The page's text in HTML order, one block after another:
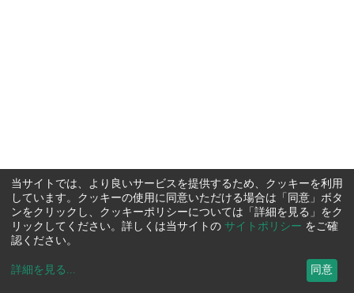
当サイトでは、より良いサービスを提供するため、クッキーを利用
しています。クッキーの使用に同意いただける場合は「同意」ボタ
ンをクリックし、クッキーポリシーについては「詳細を見る」をク
リックしてください。詳しくは当サイトの サイトポリシー をご確
認ください。
詳細を見る ... 同意